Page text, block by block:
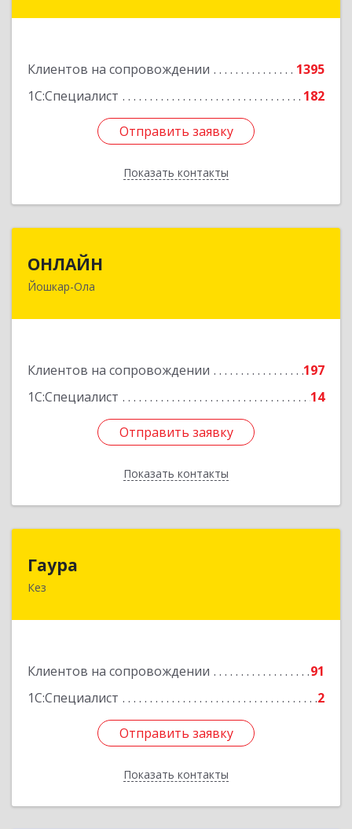
Клиентов на сопровождении
1395
1С:Специалист
182
Отправить заявку
Показать контакты
Отправить заявку
Назад
ОНЛАЙН
Йошкар-Ола
Клиентов на сопровождении
197
1С:Специалист
14
Отправить заявку
Показать контакты
424000, Марий Эл Респ, Йошкар-Ола г,
Отправить заявку
Назад
Гаура
Кез
Клиентов на сопровождении
91
1С:Специалист
2
Отправить заявку
Показать контакты
Отправить заявку
Назад